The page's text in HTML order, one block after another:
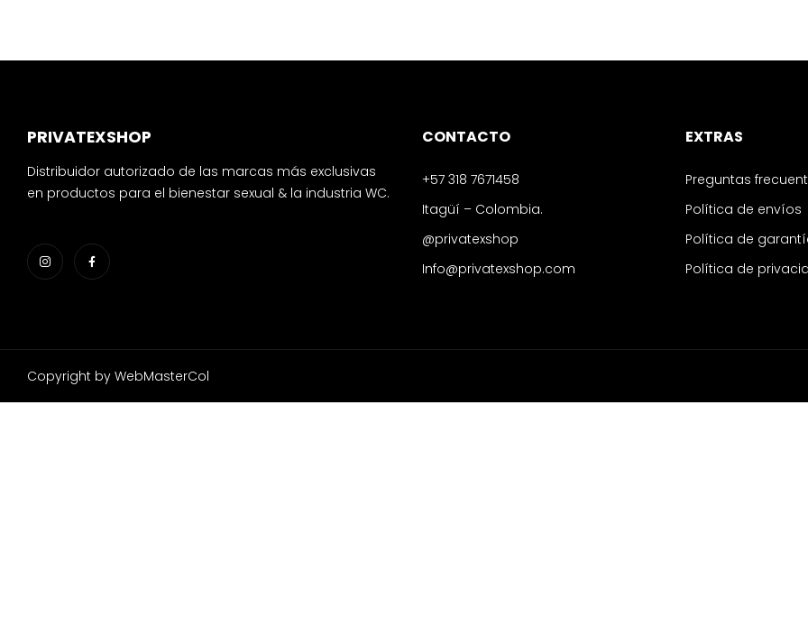
PRIVATEXSHOP
Distribuidor autorizado de las marcas más exclusivas
en productos para el bienestar sexual & la industria WC.
CONTACTO
+57 318 7671458
Itagüí – Colombia.
@privatexshop
Info@privatexshop.com
EXTRAS
Preguntas
Política de envíos
Política de
Política de
Copyright by WebMasterCol